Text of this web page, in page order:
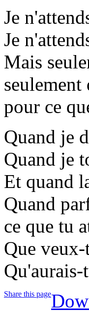
Je
Je
Mais
seulement
pour ce
Quand je
Quand je
Et quand
Quand
ce que tu
Que
Qu'aurais-
Share this page